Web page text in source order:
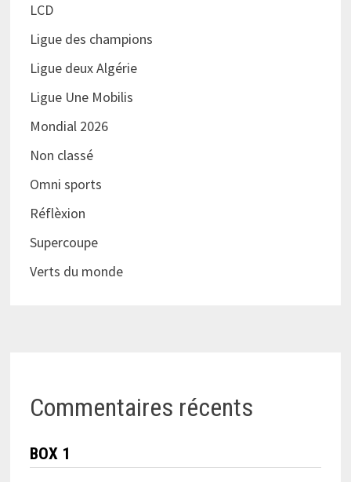
LCD
Ligue des champions
Ligue deux Algérie
Ligue Une Mobilis
Mondial 2026
Non classé
Omni sports
Réflèxion
Supercoupe
Verts du monde
Commentaires récents
BOX 1